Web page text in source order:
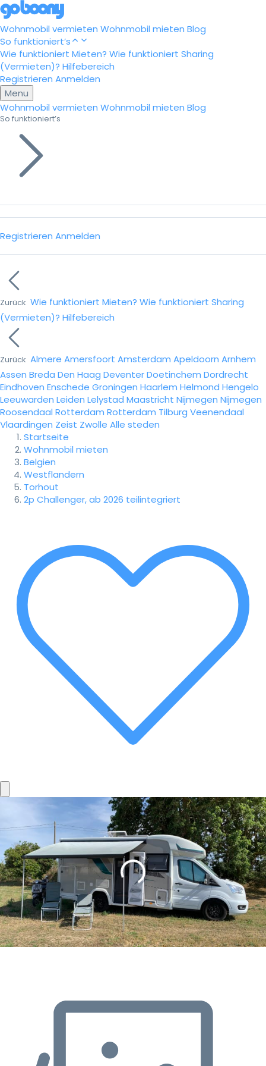
Wohnmobil vermieten Wohnmobil mieten Blog
So funktioniert’s
Wie funktioniert Mieten? Wie funktioniert Sharing
(Vermieten)? Hilfebereich
Registrieren Anmelden
Menu
Wohnmobil vermieten Wohnmobil mieten Blog
So funktioniert’s
Registrieren Anmelden
Zurück Wie funktioniert Mieten? Wie funktioniert Sharing
(Vermieten)? Hilfebereich
Zurück Almere Amersfoort Amsterdam Apeldoorn Arnhem
Assen Breda Den Haag DeventerDoetinchem Dordrecht
Eindhoven Enschede Groningen Haarlem Helmond Hengelo
Leeuwarden Leiden Lelystad Maastricht Nijmegen Nijmegen
Roosendaal Rotterdam Rotterdam Tilburg Veenendaal
Vlaardingen Zeist Zwolle Alle steden
Startseite
Wohnmobil mieten
Belgien
Westflandern
Torhout
2p Challenger, ab 2026 teilintegriert